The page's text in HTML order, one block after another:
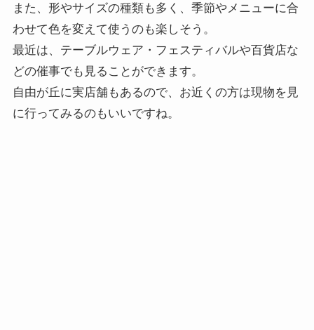
また、形やサイズの種類も多く、季節やメニューに合
わせて色を変えて使うのも楽しそう。
最近は、テーブルウェア・フェスティバルや百貨店な
どの催事でも見ることができます。
自由が丘に実店舗もあるので、お近くの方は現物を見
に行ってみるのもいいですね。